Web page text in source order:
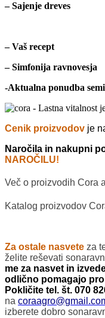
–Sajenje dreves
– Vaš recept
– Simfonija ravnovesja
-Aktualna ponudba
Cenik proizvodov je
Naročila in nakupni
NAROČILU!
Več o proizvodih Cora
Katalog proizvodov
Za ostale nasvete za
želite reševati
me za nasvet in
odlično pomagajo
Pokličite tel. št. 070
na
izberete dobro